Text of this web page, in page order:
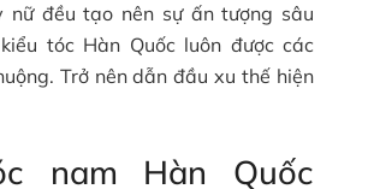
nữ đều tạo nên sự ấn tượng sâu
tóc Hàn Quốc luôn được các
Trở nên dẫn đầu xu thế hiện
nam Hàn Quốc